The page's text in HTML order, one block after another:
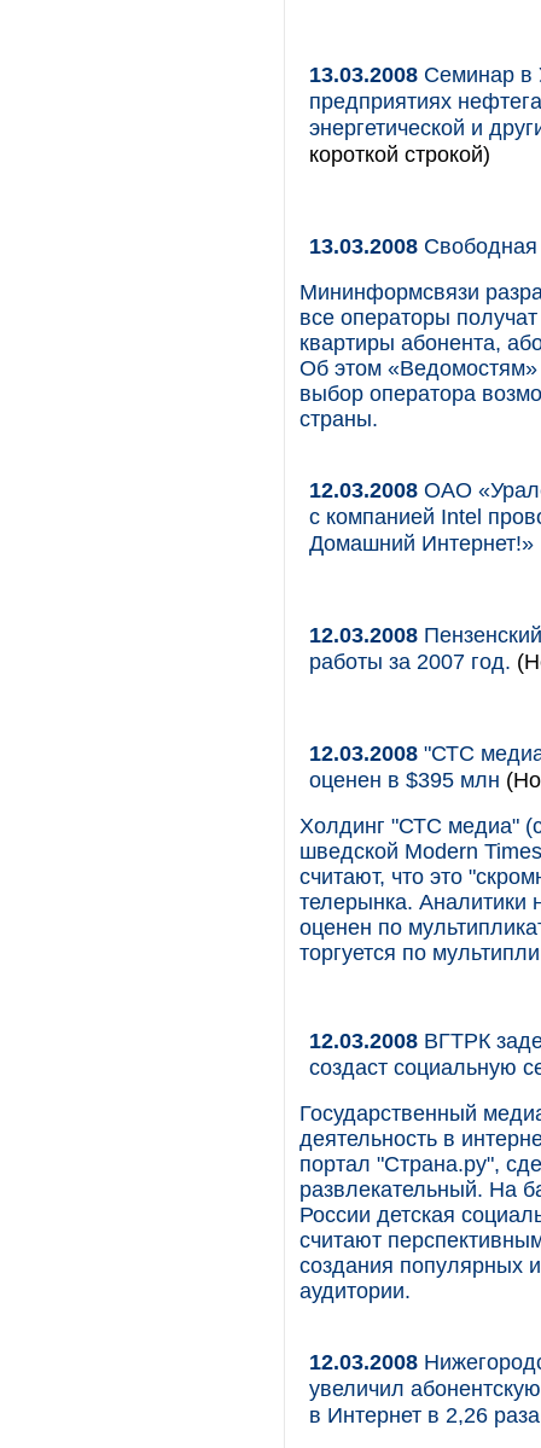
13.03.2008 Семинар в
предприятиях
энергетической и
короткой строкой)
13.03.2008
Мининформсвязи
все операторы
квартиры абонента,
Об этом «Ведомостям»
выбор оператора
страны.
12.03.2008 ОАО
с компанией Intel
Домашний Интернет!»
12.03.2008
работы за 2007 год.
12.03.2008 "СТС
оценен в $395 млн
Холдинг "СТС медиа"
шведской Modern
считают, что это
телерынка.
оценен по
торгуется по
12.03.2008 ВГТРК
создаст социальную
Государственный
деятельность в
портал "Страна.ру",
развлекательный. На
России детская
считают
создания популярных
аудитории.
12.03.2008
увеличил
в Интернет в 2,26 раза